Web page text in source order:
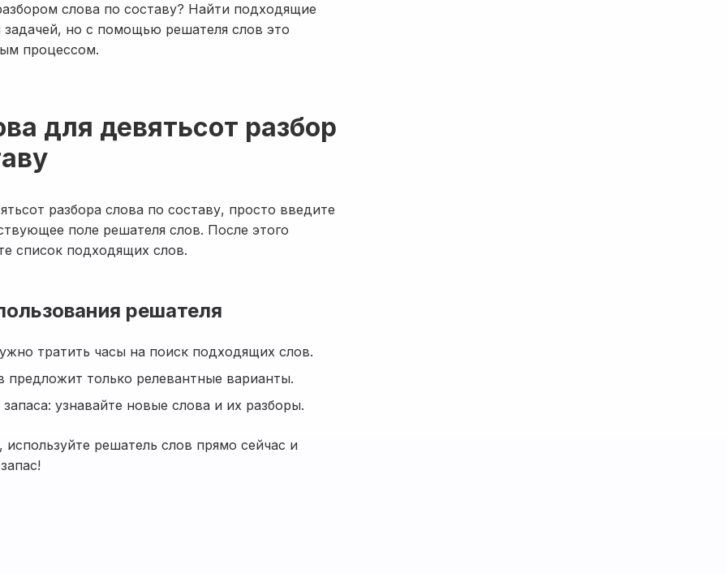
слова по составу? Найти подходящие
но с помощью решателя слов это
процессом.
для девятьсот разбор
разбора слова по составу, просто введите
поле решателя слов. После этого
список подходящих слов.
решателя
тратить часы на поиск подходящих слов.
предложит только релевантные варианты.
узнавайте новые слова и их разборы.
решатель слов прямо сейчас и